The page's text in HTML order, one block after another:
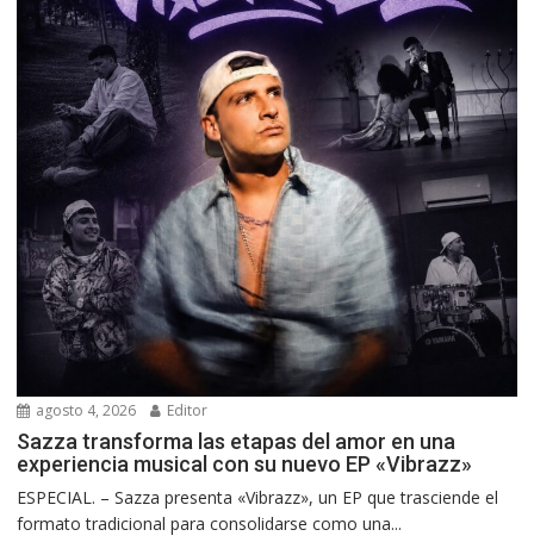
agosto 4, 2026 Editor
Sazza transforma las etapas del amor en una
experiencia musical con su nuevo EP «Vibrazz»
ESPECIAL. – Sazza presenta «Vibrazz», un EP que trasciende el
formato tradicional para consolidarse como una...